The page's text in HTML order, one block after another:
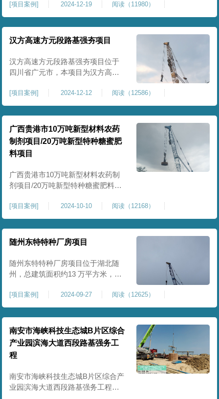
套设置，本次对主要对项目生产车
间区域进行强夯施工，面积约为
20000平方米，要求经强夯后地基承
载力不低于140Kpa。康尚强夯公司
场，设备型号为ZRYG3500C，施工
作业人员按照设计严格施工。
[项目案例] 2024-12-19 阅读（11980）
汉方高速方元段路基强夯项目
汉方高速方元段路基强夯项目位于
四川省广元市，本项目为汉方高速
240000平方米，施工周期长，待路
基回填达到设计标高后，强夯施工
一次。我司于土方单位交叉作业。
康尚强夯公司于2024年10月20日安
排设备人员进场，按照图纸设计施
工。
[项目案例] 2024-12-12 阅读（12586）
广西贵港市10万吨新型材料农药
制剂项目/20万吨新型特种糖蜜肥
料项目
广西贵港市10万吨新型材料农药制
剂项目/20万吨新型特种糖蜜肥料项
期施工，一期为10万吨新型材料农
药制剂项目施工，二期为20万吨新
型特种糖蜜肥料项目，两期项目都
采用基础承台加强夯和普通强夯施
使用要求，单独对基础承台位置地
基进行置换加强夯，其他区域采用
[项目案例] 2024-10-10 阅读（12168）
随州东特特种厂房项目
随州东特特种厂房项目位于湖北随
州，总建筑面积约13 万平方米，为
载力与均匀性要求严苛。项目于
2024 年 9 月正式开工，地基处理采
用高能级强夯施工工艺，通过大吨
位重锤动力固结，全面提升场地密
实度与承载性能，满足重载车间、
设备基础与行车轨道的长期稳定运
行要求。项目严格遵循强夯地基处
[项目案例] 2024-09-27 阅读（12625）
南安市海峡科技生态城B片区综合
产业园滨海大道西段路基强务工
程
南安市海峡科技生态城B片区综合产
业园滨海大道西段路基强务工程位